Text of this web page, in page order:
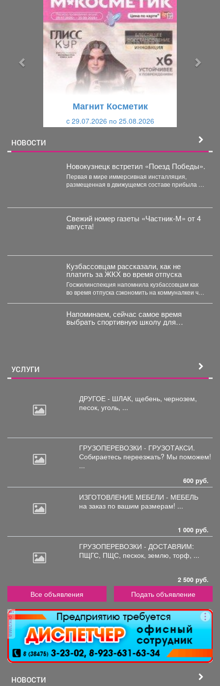
Магнит Косметик
c 29.07.2026 по 25.08.2026
НОВОСТИ
Новокузнецк встретил «Поезд Победы».
Первая в мире иммерсивная инсталляция,
размещенная в движущемся составе прибыла на
Свежий номер газеты «Частник‑М» от 4
августа!
Кузбассовцам рассказали, как не
платить за ЖКХ во время отпуска
Госжилинспекция напомнила кузбассовцам как
во время отпуска сэкономить на коммуналкеи что
Напоминаем, сейчас самое время
выбрать спортивную школу для
УСЛУГИ
ДРУГОЕ - ШЛАК, щебень, чернозем,
песок, уголь, ...
ГРУЗОПЕРЕВОЗКИ - ГРУЗОТАКСИ.
Собираетесь переезжать? Мы поможем!
...
600 руб.
ИЗГОТОВЛЕНИЕ МЕБЕЛИ - МЕБЕЛЬ
на заказ по вашим размерам! ...
1 000 руб.
ГРУЗОПЕРЕВОЗКИ - ДОСТАВЯИМ:
ПЩГС, ПЩС, пескок, землю, торф, ...
2 500 руб.
Все объявления Подать объявление
реклама
НОВОСТИ